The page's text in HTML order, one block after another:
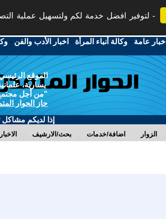
لتوفير افضل خدمة لكم ولتسهيل عملية
أخبار عامة -وكالة أنباء المرأة - اخبار الأدب والفن -
الموقع
يسارية،
"من أجل مجتمع
حاز الحوار
إذا لديكم مشاكل
الاخبار بحث/الارشيف اضافة/خدمات الزوار